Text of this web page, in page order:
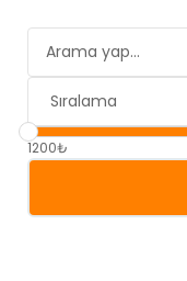
1200₺